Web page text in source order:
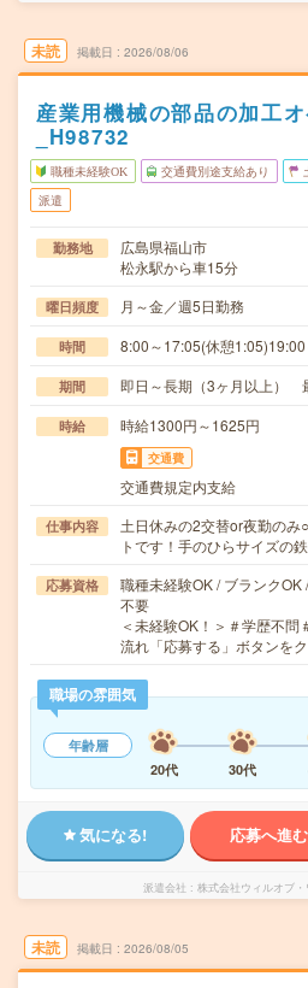
未読 掲載日 2026/08/06
産業用機械の部品の加工
_H98732
職種未経験OK 交通費別途支給あり
派遣
勤務地
広島県福山市
松永駅から車15分
曜日頻度 月～金／週5日勤務
時間 8:00～17:05(休憩
期間 即日～長期（3ヶ月以上）
時給 時給1300円～1625円
交通費
交通費規定内支給
仕事内容
土日休みの2交替or夜勤のみ
トです！手のひらサイズの
応募資格
職種未経験OK / ブランク
不要
＜未経験OK！＞＃学歴不
流れ「応募する」ボタンを
職場の雰囲気
年齢層
20代
30代
気になる! 応募へ進む
派遣会社 株式会社ウィルオブ
未読 掲載日 2026/08/05